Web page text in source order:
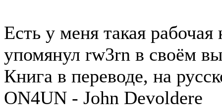
Есть у меня такая рабочая
упомянул rw3rn в своём
Книга в переводе, на
ON4UN - John Devoldere